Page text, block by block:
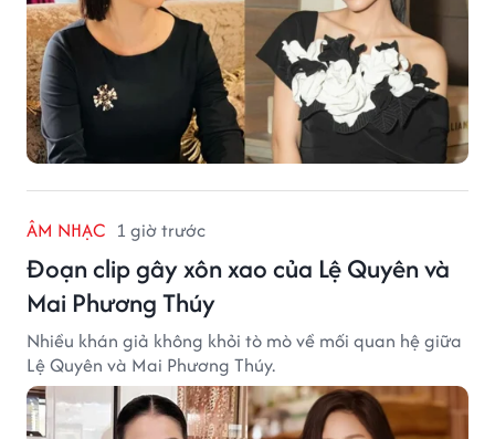
ÂM NHẠC 1 giờ trước
Đoạn clip gây xôn xao của Lệ Quyên và
Mai Phương Thúy
Nhiều khán giả không khỏi tò mò về mối quan hệ giữa
Lệ Quyên và Mai Phương Thúy.